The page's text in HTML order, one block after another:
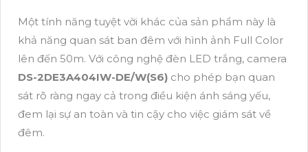
Một tính năng tuyệt vời khác của sản phẩm này là
khả năng quan sát ban đêm với hình ảnh Full Color
lên đến 50m. Với công nghệ đèn LED trắng, camera
DS-2DE3A404IW-DE/W(S6) cho phép bạn quan
sát rõ ràng ngay cả trong điều kiện ánh sáng yếu,
đem lại sự an toàn và tin cậy cho việc giám sát về
đêm.